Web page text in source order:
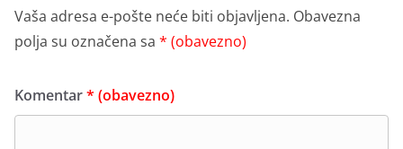
Vaša adresa e-pošte neće biti objavljena. Obavezna
polja su označena sa * (obavezno)
Komentar* (obavezno)